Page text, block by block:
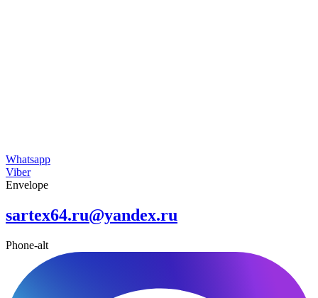
Whatsapp
Viber
Envelope
sartex64.ru@yandex.ru
Phone-alt